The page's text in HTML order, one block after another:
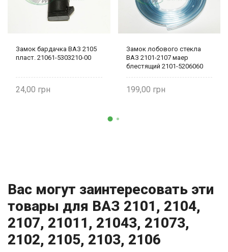
Замок бардачка ВАЗ 2105
пласт. 21061-5303210-00
24,00
Замок лобового стекла
ВАЗ 2101-2107 маер
блестящий 2101-5206060
199,00
Вас могут заинтересовать эти
товары для ВАЗ 2101, 2104,
2107, 21011, 21043, 21073,
2102, 2105, 2103, 2106